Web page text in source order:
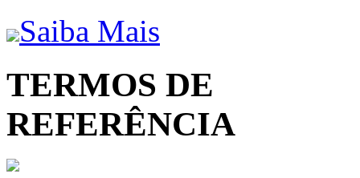
Saiba Mais
TERMOS DE
REFERÊNCIA